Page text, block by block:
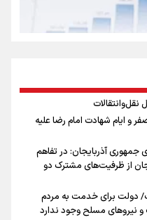
را شکست؛ «آهای مردم، آقا از
چقدر است؟نقل‌وانتقالات
و ایام شهادت امام رضا علیه
جمهوری آذربایجان: در تفاهم
از ظرفیت‌های مشترک دو
دولت برای خدمت به مردم
نیروهای مسلح وجود ندارد